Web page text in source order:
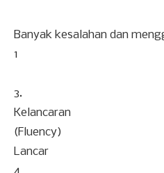
Banyak kesalahan dan
1
3.
Kelancaran
(Fluency)
Lancar